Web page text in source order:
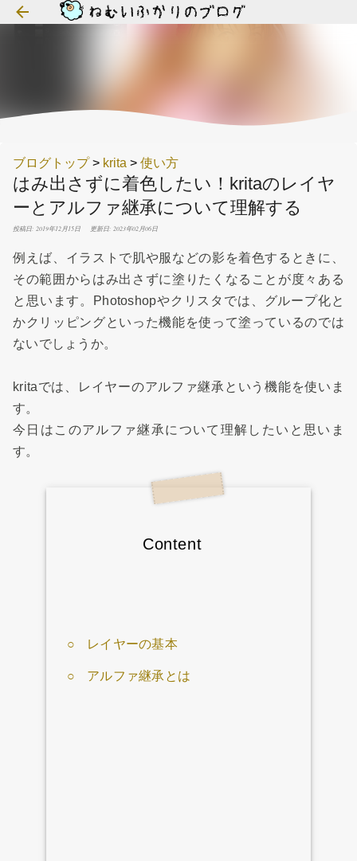
スキップしてメイン コンテンツに移動
ブログトップ> krita > 使い方
はみ出さずに着色したい！kritaのレイヤ
ーとアルファ継承について理解する
投稿日: 2019年12月15日 更新日: 2023年02月06日
例えば、イラストで肌や服などの影を着色するときに、
その範囲からはみ出さずに塗りたくなることが度々ある
と思います。Photoshopやクリスタでは、グループ化と
かクリッピングといった機能を使って塗っているのでは
ないでしょうか。
kritaでは、レイヤーのアルファ継承という機能を使いま
す。
今日はこのアルファ継承について理解したいと思いま
す。
Content
レイヤーの基本
アルファ継承とは